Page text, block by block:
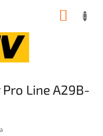
Line A29B-